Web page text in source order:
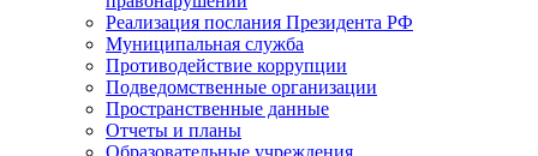
Реализация послания Президента РФ
Муниципальная служба
Противодействие коррупции
Подведомственные организации
Пространственные данные
Отчеты и планы
Образовательные учреждения